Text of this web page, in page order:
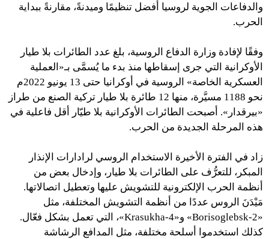
والدفاعات الجوية لروسيا أفضل تنظيمًا وميدنةً، مقارنةً ببداية
الحرب.
وفقًا لإفادة وزارة الدفاع الروسية، بلغ عدد الطائرات بلا طيار
الأوكرانية التي جرى إسقاطها منذ بدء ما يُسمَّى بـ«العملية
العسكرية الخاصة» الروسية في أوكرانيا حتى 13 يونيو 2022م
نحو 1188 مسيَّرة، منها 12 طائرة بلا طيار تركية الصنع من طراز
«بيرقدار». أصبحت الطائرات الأوكرانية بلا طيّار أقل فاعلية في
هذه المرحلة الجديدة من الحرب.
زاد في الفترة الأخيرة الاستخدام الروسي لرادارات الإنذار
المبكر، للتعرُّف على الطائرات بلا طيار، وإدخال بعض من
أنظمة الحرب الإلكترونية للتشويش عليها وتعطيل اتصالاتها.
مَيْدَنَ الروس عددًا من أنظمة التشويش المختلفة، مثل
«Borisoglebsk-2» و«Krasukha-4»، التي تعمل بشكل فعّال.
كذلك استخدموا أسلحة مختلفة، مثل المدافع الرشاشة